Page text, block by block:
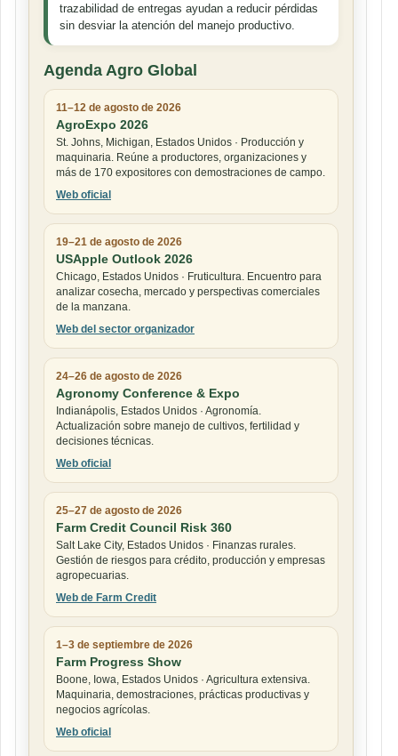
trazabilidad de entregas ayudan a reducir pérdidas
sin desviar la atención del manejo productivo.
Agenda Agro Global
11–12 de agosto de 2026
AgroExpo 2026
St. Johns, Michigan, Estados Unidos · Producción y
maquinaria. Reúne a productores, organizaciones y
más de 170 expositores con demostraciones de campo.
Web oficial
19–21 de agosto de 2026
USApple Outlook 2026
Chicago, Estados Unidos · Fruticultura. Encuentro para
analizar cosecha, mercado y perspectivas comerciales
de la manzana.
Web del sector organizador
24–26 de agosto de 2026
Agronomy Conference & Expo
Indianápolis, Estados Unidos · Agronomía.
Actualización sobre manejo de cultivos, fertilidad y
decisiones técnicas.
Web oficial
25–27 de agosto de 2026
Farm Credit Council Risk 360
Salt Lake City, Estados Unidos · Finanzas rurales.
Gestión de riesgos para crédito, producción y empresas
agropecuarias.
Web de Farm Credit
1–3 de septiembre de 2026
Farm Progress Show
Boone, Iowa, Estados Unidos · Agricultura extensiva.
Maquinaria, demostraciones, prácticas productivas y
negocios agrícolas.
Web oficial